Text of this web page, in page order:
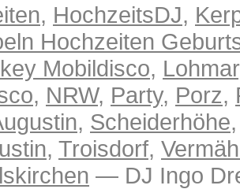
, HochzeitsDJ,
Hochzeiten
Mobildisco, Lohmar
, NRW, Party, Porz,
, Scheiderhöhe
, Troisdorf,
— DJ Ingo